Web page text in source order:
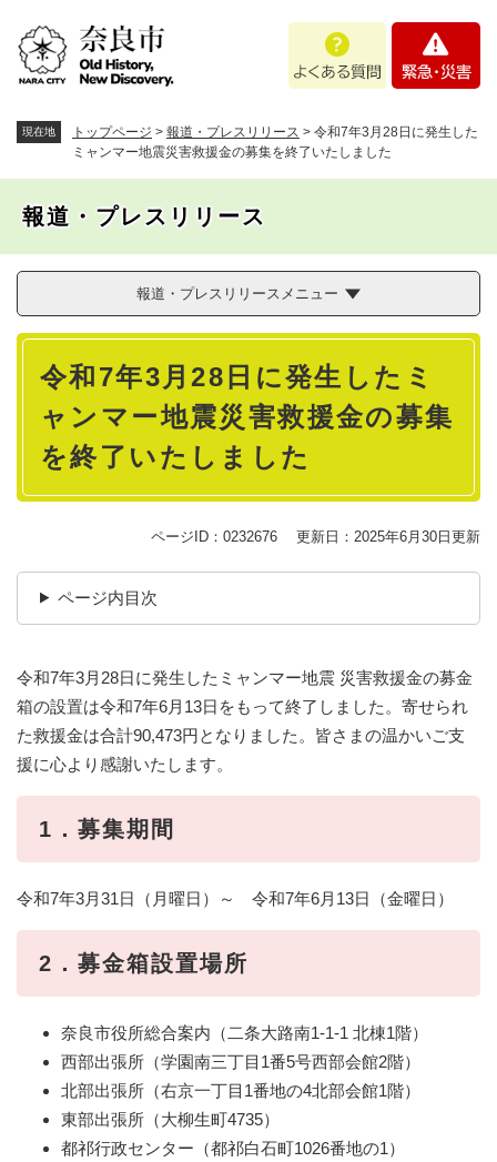
あ
問
・
現在地 トップページ > 報道・プレスリリース > 令和7年3月28日に発生した
ミャンマー地震災害救援金の募集を終了いたしました
報道・プレスリリース
報道・プレスリリースメニュー
本
令和7年3月28日に発生したミ
ャンマー地震災害救援金の募集
を終了いたしました
ページID：0232676 更新日：2025年6月30日更新
ページ内目次
令和7年3月28日に発生したミャンマー地震 災害救援金の募金
箱の設置は令和7年6月13日をもって終了しました。寄せられ
た救援金は合計90,473円となりました。皆さまの温かいご支
援に心より感謝いたします。
1．募集期間
令和7年3月31日（月曜日）～ 令和7年6月13日（金曜日）
2．募金箱設置場所
奈良市役所総合案内（二条大路南1-1-1 北棟1階）
西部出張所（学園南三丁目1番5号西部会館2階）
北部出張所（右京一丁目1番地の4北部会館1階）
東部出張所（大柳生町4735）
都祁行政センター（都祁白石町1026番地の1）